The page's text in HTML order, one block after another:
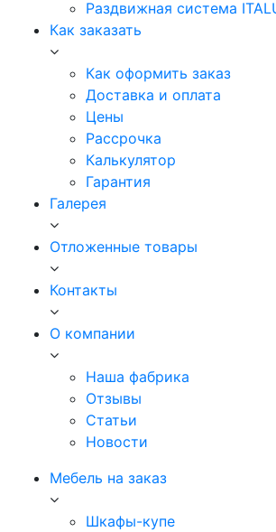
Раздвижная система
Как заказать
Как оформить заказ
Доставка и оплата
Цены
Рассрочка
Калькулятор
Гарантия
Галерея
Отложенные товары
Контакты
О компании
Наша фабрика
Отзывы
Статьи
Новости
Мебель на заказ
Шкафы-купе